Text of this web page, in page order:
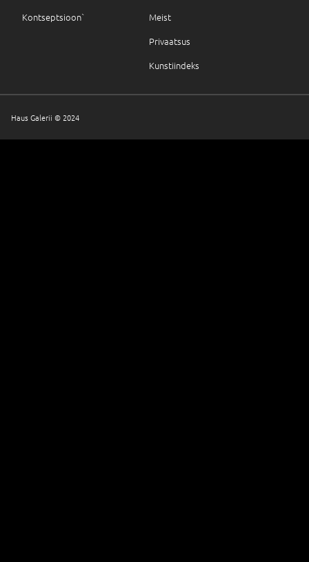
Kontseptsioon`
Meist
Privaatsus
Kunstiindeks
Haus Galerii © 2024